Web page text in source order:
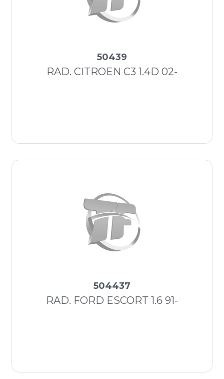
50439
RAD. CITROEN C3 1.4D 02-
504437
RAD. FORD ESCORT 1.6 91-